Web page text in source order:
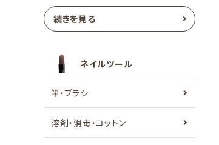
続きを見る
ネイルツール
筆・ブラシ
溶剤・消毒・コットン